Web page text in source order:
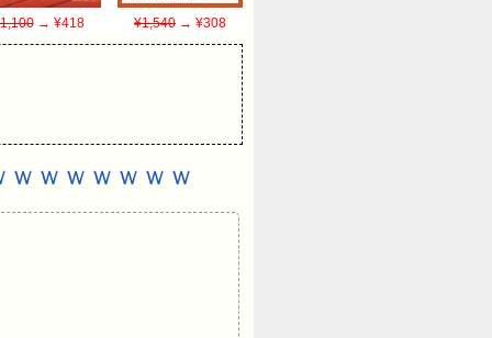
→ ¥418 ¥1,540→ ¥308
ｗｗｗｗｗｗ